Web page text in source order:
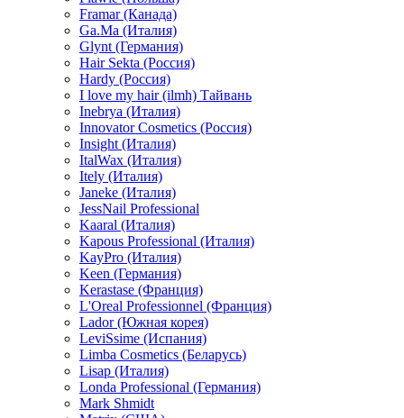
Framar (Канада)
Ga.Ma (Италия)
Glynt (Германия)
Hair Sekta (Россия)
Hardy (Россия)
I love my hair (ilmh) Тайвань
Inebrya (Италия)
Innovator Cosmetics (Россия)
Insight (Италия)
ItalWax (Италия)
Itely (Италия)
Janeke (Италия)
JessNail Professional
Kaaral (Италия)
Kapous Professional (Италия)
KayPro (Италия)
Keen (Германия)
Kerastase (Франция)
L'Oreal Professionnel (Франция)
Lador (Южная корея)
LeviSsime (Испания)
Limba Cosmetics (Беларусь)
Lisap (Италия)
Londa Professional (Германия)
Mark Shmidt